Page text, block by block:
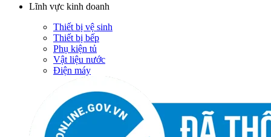
Lĩnh vực kinh doanh
Thiết bị vệ sinh
Thiết bị bếp
Phụ kiện tủ
Vật liệu nước
Điện máy